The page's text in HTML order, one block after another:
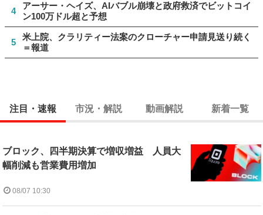
4
アーサー・ヘイズ、AIバブル崩壊と政府救済でビットコイ
ン100万ドル超と予想
5
米上院、クラリティー法案のクローチャー申請見送り続く
＝報道
注目・速報 市況・解説 動画解説 新着一覧
ブロック、四半期決算で増収増益 人員大
幅削減も営業費用増加
08/07 10:30